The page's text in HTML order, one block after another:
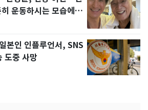
운동하시는 모습에 큰
본인 인플루언서, SNS
도중 사망